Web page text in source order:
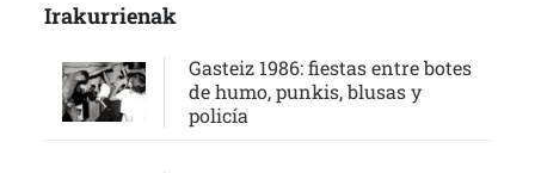
Irakurrienak
Gasteiz 1986: fiestas entre botes
de humo, punkis, blusas y
policía